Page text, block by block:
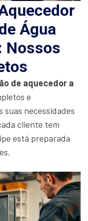
Água
Nossos
de aquecedor a
e
suas necessidades
cliente tem
está preparada